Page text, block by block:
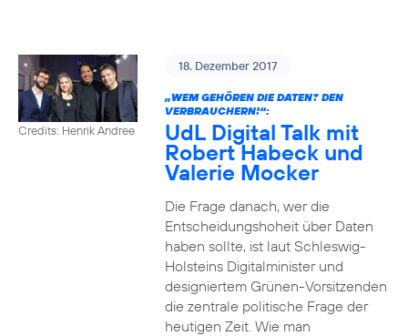
Credits: Henrik Andree
18. Dezember 2017
„WEM GEHÖREN DIE DATEN? DEN
VERBRAUCHERN!“:
UdL Digital Talk mit
Robert Habeck und
Valerie Mocker
Die Frage danach, wer die
Entscheidungshoheit über Daten
haben sollte, ist laut Schleswig-
Holsteins Digitalminister und
designiertem Grünen-Vorsitzenden
die zentrale politische Frage der
heutigen Zeit. Wie man